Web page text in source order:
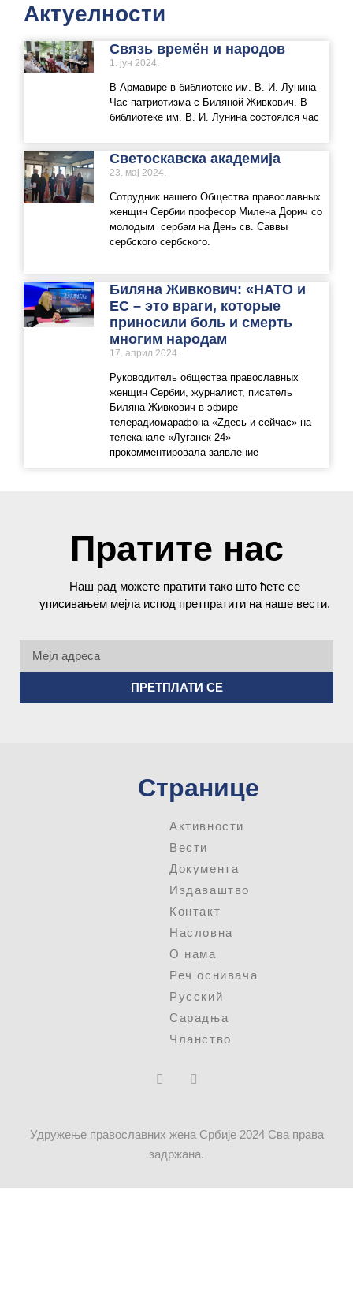
Актуелности
Связь времён и народов
1. јун 2024.
В Армавире в библиотеке им. В. И. Лунина
Час патриотизма с Биляной Живкович. В
библиотеке им. В. И. Лунина состоялся час
Светоскавска академија
23. мај 2024.
Сотрудник нашего Общества православных
женщин Сербии професор Милена Дорич со
молодым сербам на День св. Саввы
сербского сербского.
Биляна Живкович: «НАТО и
ЕС – это враги, которые
приносили боль и смерть
многим народам
17. април 2024.
Руководитель общества православных
женщин Сербии, журналист, писатель
Биляна Живкович в эфире
телерадиомарафона «Zдесь и сейчас» на
телеканале «Луганск 24»
прокомментировала заявление
Пратите нас
Наш рад можете пратити тако што ћете се
уписивањем мејла испод претпратити на наше вести.
ПРЕТПЛАТИ СЕ
Странице
Активности
Вести
Документа
Издаваштво
Контакт
Насловна
О нама
Реч оснивача
Русский
Сарадња
Чланство
Удружење православних жена Србије 2024 Сва права
задржана.